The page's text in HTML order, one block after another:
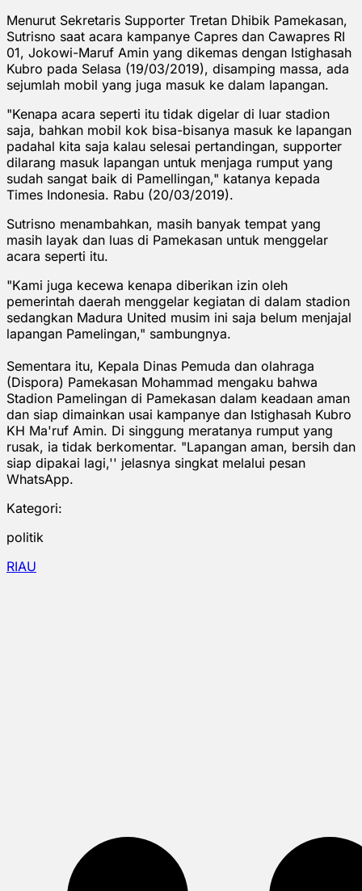
Menurut Sekretaris Supporter Tretan Dhibik Pamekasan,
Sutrisno saat acara kampanye Capres dan Cawapres RI
01, Jokowi-Maruf Amin yang dikemas dengan Istighasah
Kubro pada Selasa (19/03/2019), disamping massa, ada
sejumlah mobil yang juga masuk ke dalam lapangan.
"Kenapa acara seperti itu tidak digelar di luar stadion
saja, bahkan mobil kok bisa-bisanya masuk ke lapangan
padahal kita saja kalau selesai pertandingan, supporter
dilarang masuk lapangan untuk menjaga rumput yang
sudah sangat baik di Pamellingan," katanya kepada
Times Indonesia. Rabu (20/03/2019).
Sutrisno menambahkan, masih banyak tempat yang
masih layak dan luas di Pamekasan untuk menggelar
acara seperti itu.
"Kami juga kecewa kenapa diberikan izin oleh
pemerintah daerah menggelar kegiatan di dalam stadion
sedangkan Madura United musim ini saja belum menjajal
lapangan Pamelingan," sambungnya.
Sementara itu, Kepala Dinas Pemuda dan olahraga
(Dispora) Pamekasan Mohammad mengaku bahwa
Stadion Pamelingan di Pamekasan dalam keadaan aman
dan siap dimainkan usai kampanye dan Istighasah Kubro
KH Ma'ruf Amin. Di singgung meratanya rumput yang
rusak, ia tidak berkomentar. "Lapangan aman, bersih dan
siap dipakai lagi,'' jelasnya singkat melalui pesan
WhatsApp.
Kategori:
politik
RIAU